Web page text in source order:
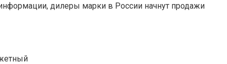
дилеры марки в России начнут продажи